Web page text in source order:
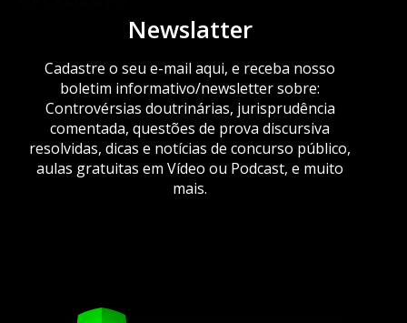
Newslatter
Cadastre o seu e-mail aqui, e receba nosso
boletim informativo/newsletter sobre:
Controvérsias doutrinárias, jurisprudência
comentada, questões de prova discursiva
resolvidas, dicas e notícias de concurso público,
aulas gratuitas em Vídeo ou Podcast, e muito
mais.